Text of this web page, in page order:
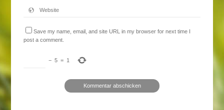
Save my name, email, and site URL in my browser for next time I
post a comment.
− 5 = 1